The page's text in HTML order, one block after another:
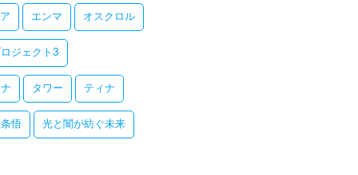
エンマ オスクロル
ジェクト3
タワー ティナ
悟 光と闇が紡ぐ未来